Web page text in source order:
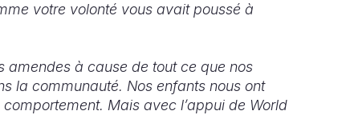
votre volonté vous avait poussé à
amendes à cause de tout ce que nos
la communauté. Nos enfants nous ont
Mais avec l’appui de World